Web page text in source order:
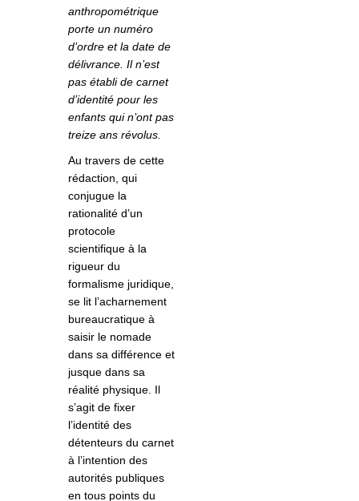
anthropométrique
porte un numéro
d’ordre et la date de
délivrance. Il n’est
pas établi de carnet
d’identité pour les
enfants qui n’ont pas
treize ans révolus.
Au travers de cette
rédaction, qui
conjugue la
rationalité d’un
protocole
scientifique à la
rigueur du
formalisme juridique,
se lit l’acharnement
bureaucratique à
saisir le nomade
dans sa différence et
jusque dans sa
réalité physique. Il
s’agit de fixer
l’identité des
détenteurs du carnet
à l’intention des
autorités publiques
en tous points du